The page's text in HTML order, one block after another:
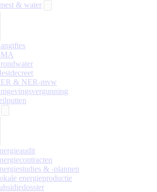
& water
& NER-mvw
& -plannen
energieproductie